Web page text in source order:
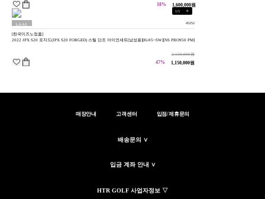
18% 1,600,000원
1/5 +
남성
용
45252
[한국미즈노정품]
2022 JPX S20 포지드(JPX S20 FORGED) 스틸 단조 아이언세트[남성용][8i/#5~SW][NS PRO950 PM]
2,150,000원
47% 1,150,000원
매장안내 고객센터 입점/제휴문의
배송문의 ∨
입금 계좌 안내 ∨
HTR GOLF 사업자정보 ▽